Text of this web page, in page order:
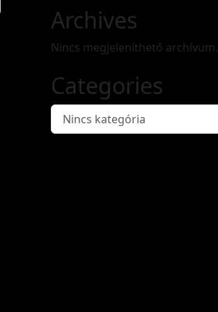
Archives
Nincs megjeleníthető archívum.
Categories
Nincs kategória